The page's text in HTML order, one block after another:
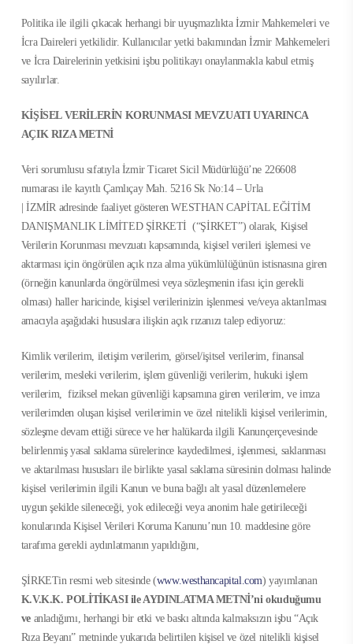
Politika ile ilgili çıkacak herhangi bir uyuşmazlıkta İzmir Mahkemeleri ve
İcra Daireleri yetkilidir. Kullanıcılar yetki bakımından İzmir Mahkemeleri
ve İcra Dairelerinin yetkisini işbu politikayı onaylanmakla kabul etmiş
sayılırlar.
KİŞİSEL VERİLERİN KORUNMASI MEVZUATI UYARINCA
AÇIK RIZA METNİ
Veri sorumlusu sıfatıyla İzmir Ticaret Sicil Müdürlüğü’ne 226608
numarası ile kayıtlı Çamlıçay Mah. 5216 Sk No:14 – Urla
| İZMİR adresinde faaliyet gösteren WESTHAN CAPİTAL EĞİTİM
DANIŞMANLIK LİMİTED ŞİRKETİ (“ŞİRKET”) olarak, Kişisel
Verilerin Korunması mevzuatı kapsamında, kişisel verileri işlemesi ve
aktarması için öngörülen açık rıza alma yükümlülüğünün istisnasına giren
(örneğin kanunlarda öngörülmesi veya sözleşmenin ifası için gerekli
olması) haller haricinde, kişisel verilerinizin işlenmesi ve/veya aktarılması
amacıyla aşağıdaki hususlara ilişkin açık rızanızı talep ediyoruz:
Kimlik verilerim, iletişim verilerim, görsel/işitsel verilerim, finansal
verilerim, mesleki verilerim, işlem güvenliği verilerim, hukuki işlem
verilerim, fiziksel mekan güvenliği kapsamına giren verilerim, ve imza
verilerimden oluşan kişisel verilerimin ve özel nitelikli kişisel verilerimin,
sözleşme devam ettiği sürece ve her halükarda ilgili Kanunçerçevesinde
belirlenmiş yasal saklama sürelerince kaydedilmesi, işlenmesi, saklanması
ve aktarılması hususları ile birlikte yasal saklama süresinin dolması halinde
kişisel verilerimin ilgili Kanun ve buna bağlı alt yasal düzenlemelere
uygun şekilde sileneceği, yok edileceği veya anonim hale getirileceği
konularında Kişisel Verileri Koruma Kanunu’nun 10. maddesine göre
tarafıma gerekli aydınlatmanın yapıldığını,
ŞİRKETin resmi web sitesinde (www.westhancapital.com) yayımlanan
K.V.K.K. POLİTİKASI ileAYDINLATMA METNİ’niokuduğumu
ve anladığımı, herhangi bir etki ve baskı altında kalmaksızın işbu “Açık
Rıza Beyanı” metninde yukarıda belirtilen kişisel ve özel nitelikli kişisel